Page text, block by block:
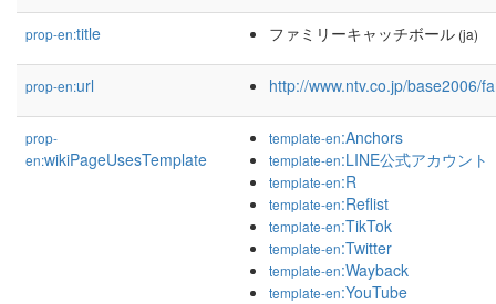
prop-en:title ファミリーキャッチボール (ja)
prop-en:url http://www.ntv.co.jp/base2006/
prop-
en:wikiPageUsesTemplate
template-en:Anchors
template-en:LINE公式アカウント
template-en:R
template-en:Reflist
template-en:TikTok
template-en:Twitter
template-en:Wayback
template-en:YouTube